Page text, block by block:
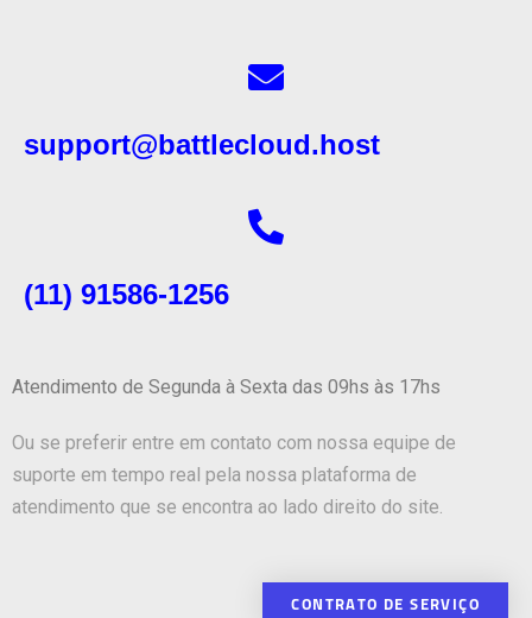
support@battlecloud.host
(11) 91586-1256
Atendimento de Segunda à Sexta das 09hs às 17hs
Ou se preferir entre em contato com nossa equipe de
suporte em tempo real pela nossa plataforma de
atendimento que se encontra ao lado direito do site.
CONTRATO DE SERVIÇO